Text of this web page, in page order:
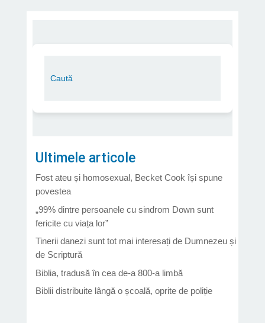
Ultimele articole
Fost ateu și homosexual, Becket Cook își spune
povestea
„99% dintre persoanele cu sindrom Down sunt
fericite cu viața lor”
Tinerii danezi sunt tot mai interesați de Dumnezeu și
de Scriptură
Biblia, tradusă în cea de-a 800-a limbă
Biblii distribuite lângă o școală, oprite de poliție